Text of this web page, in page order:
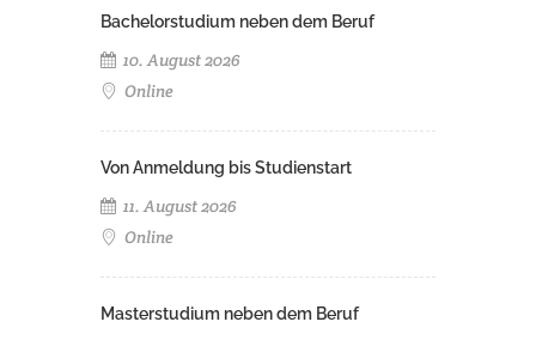
Bachelorstudium neben dem Beruf
10. August 2026
Online
Von Anmeldung bis Studienstart
11. August 2026
Online
Masterstudium neben dem Beruf